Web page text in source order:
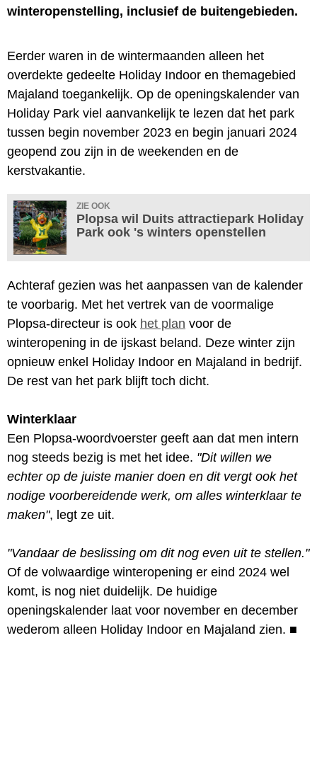
winteropenstelling, inclusief de buitengebieden.
Eerder waren in de wintermaanden alleen het
overdekte gedeelte Holiday Indoor en themagebied
Majaland toegankelijk. Op de openingskalender van
Holiday Park viel aanvankelijk te lezen dat het park
tussen begin november 2023 en begin januari 2024
geopend zou zijn in de weekenden en de
kerstvakantie.
ZIE OOK
Plopsa wil Duits attractiepark Holiday
Park ook 's winters openstellen
Achteraf gezien was het aanpassen van de kalender
te voorbarig. Met het vertrek van de voormalige
Plopsa-directeur is ook het plan voor de
winteropening in de ijskast beland. Deze winter zijn
opnieuw enkel Holiday Indoor en Majaland in bedrijf.
De rest van het park blijft toch dicht.
Winterklaar
Een Plopsa-woordvoerster geeft aan dat men intern
nog steeds bezig is met het idee. "Dit willen we
echter op de juiste manier doen en dit vergt ook het
nodige voorbereidende werk, om alles winterklaar te
maken", legt ze uit.
"Vandaar de beslissing om dit nog even uit te stellen."
Of de volwaardige winteropening er eind 2024 wel
komt, is nog niet duidelijk. De huidige
openingskalender laat voor november en december
wederom alleen Holiday Indoor en Majaland zien. ■